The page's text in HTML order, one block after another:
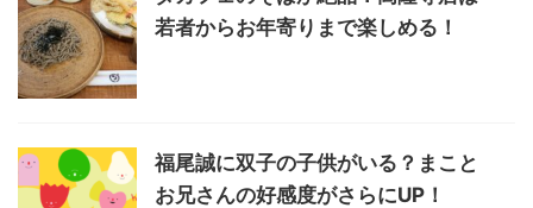
若者からお年寄りまで楽しめる！
福尾誠に双子の子供がいる？まこと
お兄さんの好感度がさらにUP！